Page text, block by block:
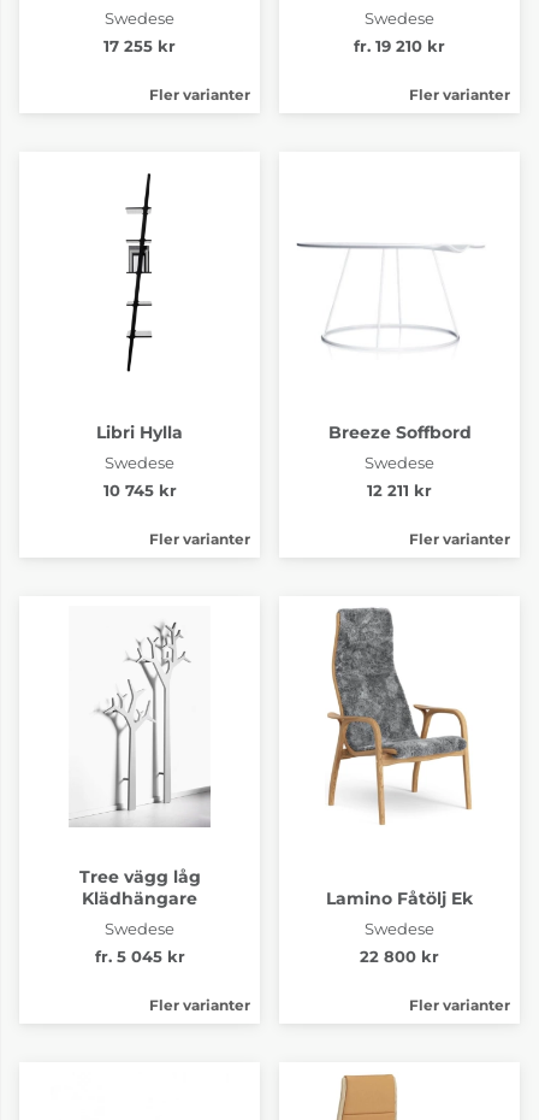
Swedese
17 255 kr
Fler varianter
Swedese
fr. 19 210 kr
Fler varianter
Libri Hylla
Swedese
10 745 kr
Fler varianter
Breeze Soffbord
Swedese
12 211 kr
Fler varianter
Tree vägg låg
Klädhängare
Swedese
fr. 5 045 kr
Fler varianter
Lamino Fåtölj Ek
Swedese
22 800 kr
Fler varianter